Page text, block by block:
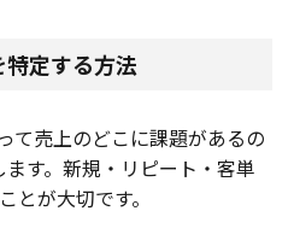
定する方法
て売上のどこに課題があるの
す。新規・リピート・客単
とが大切です。